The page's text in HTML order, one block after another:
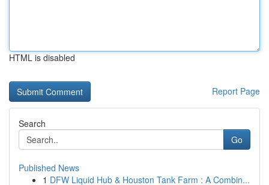
HTML is disabled
Report Page
Search
Go
Published News
1 DFW Liquid Hub & Houston Tank Farm : A Combin...